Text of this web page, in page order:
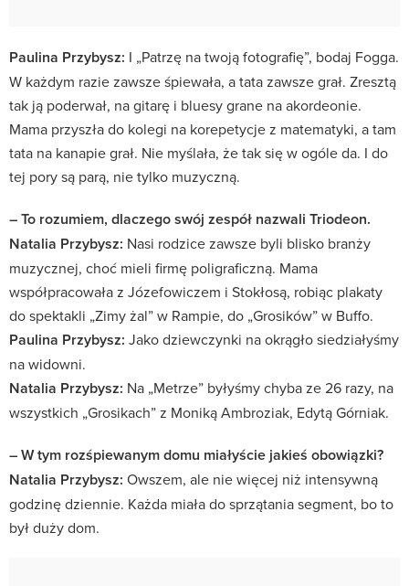
Paulina Przybysz: I „Patrzę na twoją fotografię”, bodaj Fogga.
W każdym razie zawsze śpiewała, a tata zawsze grał. Zresztą
tak ją poderwał, na gitarę i bluesy grane na akordeonie.
Mama przyszła do kolegi na korepetycje z matematyki, a tam
tata na kanapie grał. Nie myślała, że tak się w ogóle da. I do
tej pory są parą, nie tylko muzyczną.
– To rozumiem, dlaczego swój zespół nazwali Triodeon.
Natalia Przybysz: Nasi rodzice zawsze byli blisko branży
muzycznej, choć mieli firmę poligraficzną. Mama
współpracowała z Józefowiczem i Stokłosą, robiąc plakaty
do spektakli „Zimy żal” w Rampie, do „Grosików” w Buffo.
Paulina Przybysz: Jako dziewczynki na okrągło siedziałyśmy
na widowni.
Natalia Przybysz: Na „Metrze” byłyśmy chyba ze 26 razy, na
wszystkich „Grosikach” z Moniką Ambroziak, Edytą Górniak.
– W tym rozśpiewanym domu miałyście jakieś obowiązki?
Natalia Przybysz: Owszem, ale nie więcej niż intensywną
godzinę dziennie. Każda miała do sprzątania segment, bo to
był duży dom.